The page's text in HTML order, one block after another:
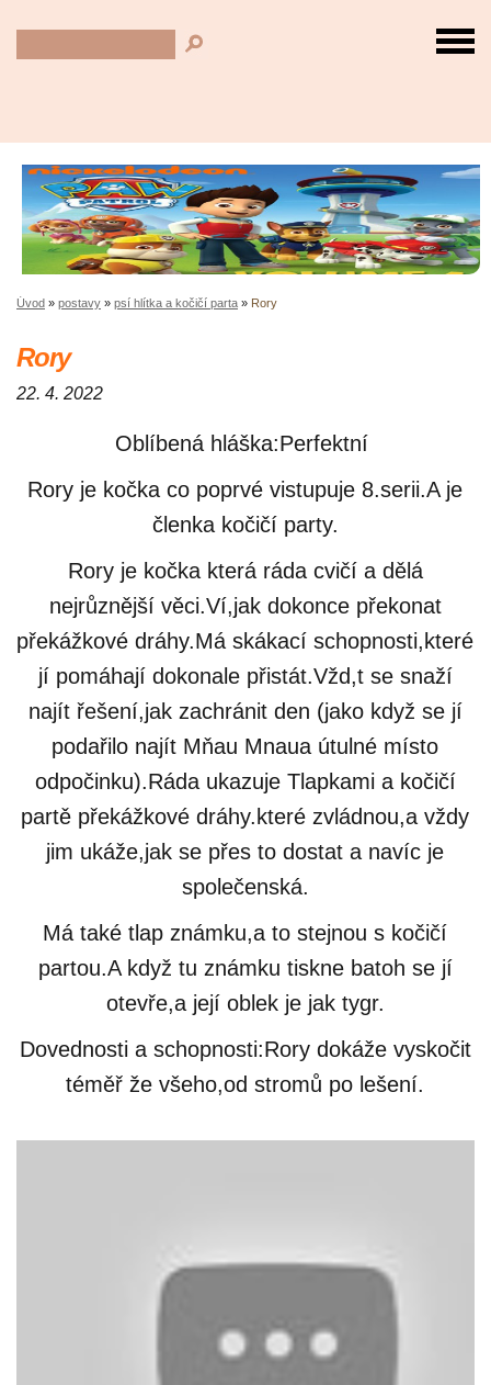
Úvod » postavy » psí hlítka a kočičí parta » Rory
Rory
22. 4. 2022
Oblíbená hláška:Perfektní
Rory je kočka co poprvé vistupuje 8.serii.A je
členka kočičí party.
Rory je kočka která ráda cvičí a dělá
nejrůznější věci.Ví,jak dokonce překonat
překážkové dráhy.Má skákací schopnosti,které
jí pomáhají dokonale přistát.Vžd,t se snaží
najít řešení,jak zachránit den (jako když se jí
podařilo najít Mňau Mnaua útulné místo
odpočinku).Ráda ukazuje Tlapkami a kočičí
partě překážkové dráhy.které zvládnou,a vždy
jim ukáže,jak se přes to dostat a navíc je
společenská.
Má také tlap známku,a to stejnou s kočičí
partou.A když tu známku tiskne batoh se jí
otevře,a její oblek je jak tygr.
Dovednosti a schopnosti:Rory dokáže vyskočit
téměř že všeho,od stromů po lešení.